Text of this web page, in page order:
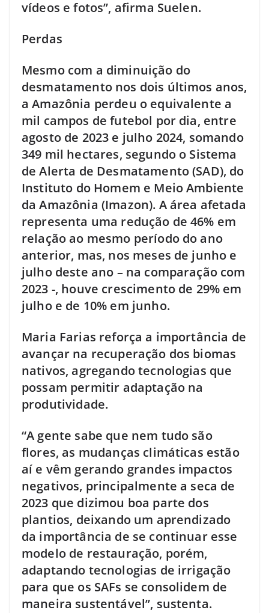
vídeos e fotos”, afirma Suelen.
Perdas
Mesmo com a diminuição do
desmatamento nos dois últimos anos,
a Amazônia perdeu o equivalente a
mil campos de futebol por dia, entre
agosto de 2023 e julho 2024, somando
349 mil hectares, segundo o Sistema
de Alerta de Desmatamento (SAD), do
Instituto do Homem e Meio Ambiente
da Amazônia (Imazon). A área afetada
representa uma redução de 46% em
relação ao mesmo período do ano
anterior, mas, nos meses de junho e
julho deste ano – na comparação com
2023 -, houve crescimento de 29% em
julho e de 10% em junho.
Maria Farias reforça a importância de
avançar na recuperação dos biomas
nativos, agregando tecnologias que
possam permitir adaptação na
produtividade.
“A gente sabe que nem tudo são
flores, as mudanças climáticas estão
aí e vêm gerando grandes impactos
negativos, principalmente a seca de
2023 que dizimou boa parte dos
plantios, deixando um aprendizado
da importância de se continuar esse
modelo de restauração, porém,
adaptando tecnologias de irrigação
para que os SAFs se consolidem de
maneira sustentável”, sustenta.